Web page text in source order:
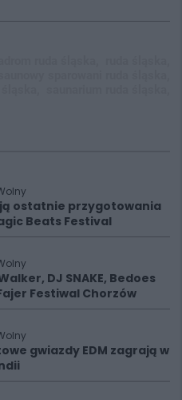
ostatnie przygotowania
Beats Festival
DJ SNAKE, Bedoes
Fajer Festiwal Chorzów
gwiazdy EDM zagrają w